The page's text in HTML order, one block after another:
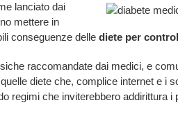
lanciato dai
mettere in
conseguenze delle diete per
raccomandate dai medici, e
diete che, complice internet e i
regimi che inviterebbero addirittura i